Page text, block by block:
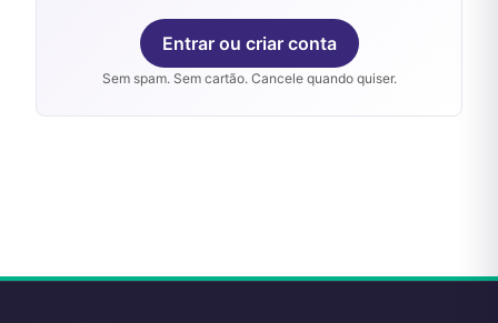
Entrar ou criar conta
Sem spam. Sem cartão. Cancele quando quiser.